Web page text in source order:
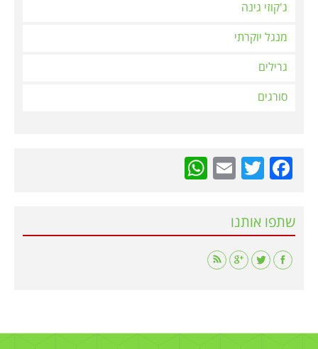
ג'קוזי גינה
מנגל יוקרתי
גרילים
סורגים
Facebook
Twitter
Email
שתפו אותנו
Find us on: